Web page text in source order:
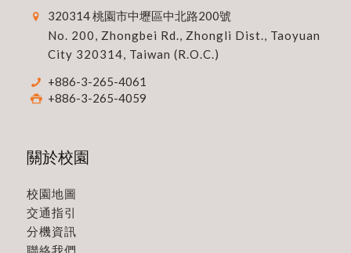
320314 桃園市中壢區中北路200號
No. 200, Zhongbei Rd., Zhongli Dist., Taoyuan
City 320314, Taiwan (R.O.C.)
+886-3-265-4061
+886-3-265-4059
關於校園
校園地圖
交通指引
分機資訊
聯絡我們